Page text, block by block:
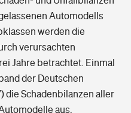
Automodells
werden die
verursachten
Jahre betrachtet. Einmal
der Deutschen
die Schadenbilanzen aller
aus.